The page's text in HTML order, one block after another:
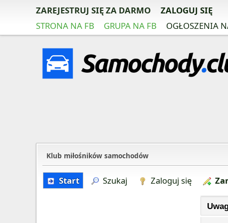
ZAREJESTRUJ SIĘ ZA DARMO
ZALOGUJ SIĘ
STRONA NA FB
GRUPA NA FB OGŁOSZENIA
Klub miłośników samochodów
Start Szukaj Zaloguj się